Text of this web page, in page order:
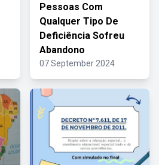
Pessoas Com
Qualquer Tipo De
Deficiência Sofreu
Abandono
07 September 2024